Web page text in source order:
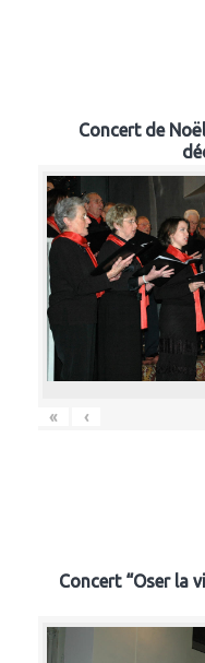
Concert de
« ‹
Concert “Oser la